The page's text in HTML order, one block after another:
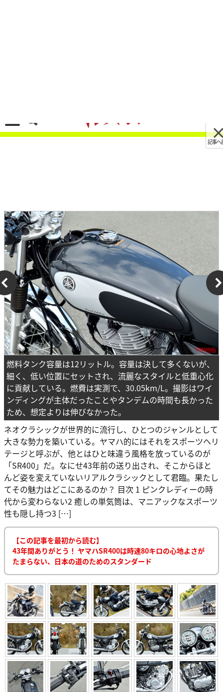
燃料タンク容量は12リットル。容量は決して多くないが、
細く、低い位置にセットされ、流麗なスタイルと低重心化
に貢献している。燃費は実測で、30.05km/L。撮影はワイ
ンディングが主体だったことやタンデムの時間も長かった
ため、想定よりは伸びなかった。
ネオクラシックが世界的に流行し、ひとつのジャンルとして
大きな勢力を築いている。ヤマハ的にはそれをスポーツヘリ
テージと呼ぶが、他とはひと味違う風格を放っているのが
「SR400」だ。なにせ43年前の送り出され、そこからほと
んど姿を変えていないリアルクラシックとして君臨。果たし
てその魅力はどこにあるのか？ 目次 1 ピンクレディーの時
代から変わらない2 癒しの単気筒は、マニアックなスポーツ
性も隠し持つ3 […]
【この記事を最初から読む】
43年間ありがとう！ ヤマハSR400は時速80キロの心地よさが
たまらない、日本の道のためのスタンダード